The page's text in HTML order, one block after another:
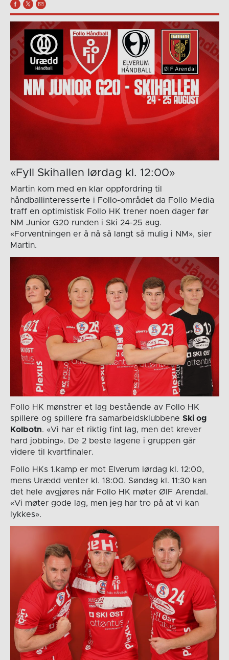
«Fyll Skihallen lørdag kl. 12:00»
Martin kom med en klar oppfordring til
håndballinteresserte i Follo-området da Follo Media
traff en optimistisk Follo HK trener noen dager før
NM Junior G20 runden i Ski 24-25 aug.
«Forventningen er å nå så langt så mulig i NM», sier
Martin.
Follo HK mønstrer et lag bestående av Follo HK
spillere og spillere fra samarbeidsklubbene Ski og
Kolbotn. «Vi har et riktig fint lag, men det krever
hard jobbing». De 2 beste lagene i gruppen går
videre til kvartfinaler.
Follo HKs 1.kamp er mot Elverum lørdag kl. 12:00,
mens Urædd venter kl. 18:00. Søndag kl. 11:30 kan
det hele avgjøres når Follo HK møter ØIF Arendal.
«Vi møter gode lag, men jeg har tro på at vi kan
lykkes».